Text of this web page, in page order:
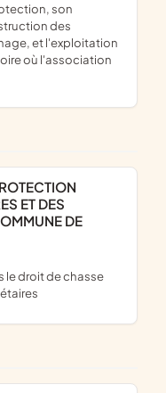
des
et l'exploitation
où l'association
ET DES
DE